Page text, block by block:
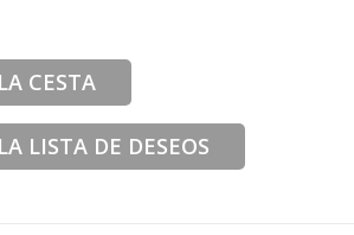
CESTA
LISTA DE DESEOS